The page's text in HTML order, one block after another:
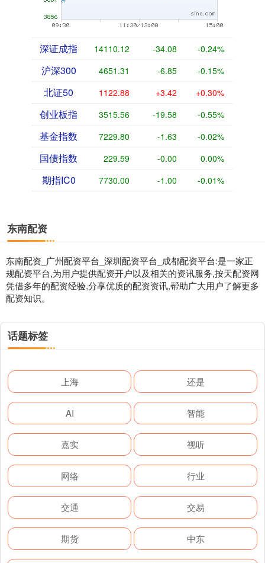
深证成指 14110.12 -34.08 -0.24%
沪深300 4651.31 -6.85 -0.15%
北证50 1122.88 +3.42 +0.30%
创业板指 3515.56 -19.58 -0.55%
基金指数 7229.80 -1.63 -0.02%
国债指数 229.59 -0.00 0.00%
期指IC0 7730.00 -1.00 -0.01%
东南配资
东南配资_广州配资平台_深圳配资平台_成都配资平台:是一家正
规配资平台,为用户提供配资开户以及相关的资讯服务,按天配资网
凭借多年的配资经验,分享优质的配资资讯,帮助广大用户了解更多
配资知识。
话题标签
上海 还是
AI 智能
嘉实 视听
网络 行业
交通 交易
期货 中东